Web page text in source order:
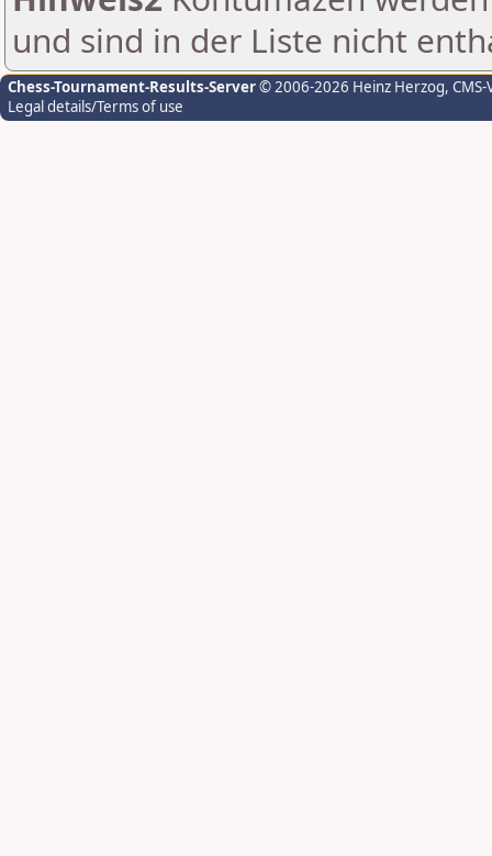
und sind in der Liste nicht
Chess-Tournament-Results-Server© 2006-2026 Heinz Herzog,
Legal details/Terms of use